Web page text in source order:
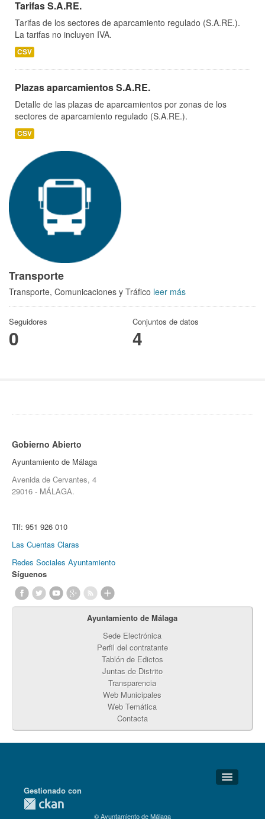
Tarifas S.A.RE.
Tarifas de los sectores de aparcamiento regulado (S.A.RE.).
La tarifas no incluyen IVA.
CSV
Plazas aparcamientos S.A.RE.
Detalle de las plazas de aparcamientos por zonas de los
sectores de aparcamiento regulado (S.A.RE.).
CSV
Transporte
Transporte, Comunicaciones y Tráfico leer más
Seguidores
0
Conjuntos de datos
4
Gobierno Abierto
Ayuntamiento de Málaga
Avenida de Cervantes, 4
29016 - MÁLAGA.
Tlf: 951 926 010
Las Cuentas Claras
Redes Sociales Ayuntamiento
Síguenos
Ayuntamiento de Málaga
Sede Electrónica
Perfil del contratante
Tablón de Edictos
Juntas de Distrito
Transparencia
Web Municipales
Web Temática
Contacta
Detalles Técnicos
Gestionado con
© Ayuntamiento de Málaga